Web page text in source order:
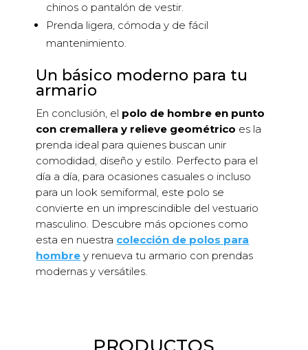
chinos o pantalón de vestir.
Prenda ligera, cómoda y de fácil
mantenimiento.
Un básico moderno para tu
armario
En conclusión, el polo de hombre en punto
con cremallera y relieve geométrico es la
prenda ideal para quienes buscan unir
comodidad, diseño y estilo. Perfecto para el
día a día, para ocasiones casuales o incluso
para un look semiformal, este polo se
convierte en un imprescindible del vestuario
masculino. Descubre más opciones como
esta en nuestra colección de polos para
hombre y renueva tu armario con prendas
modernas y versátiles.